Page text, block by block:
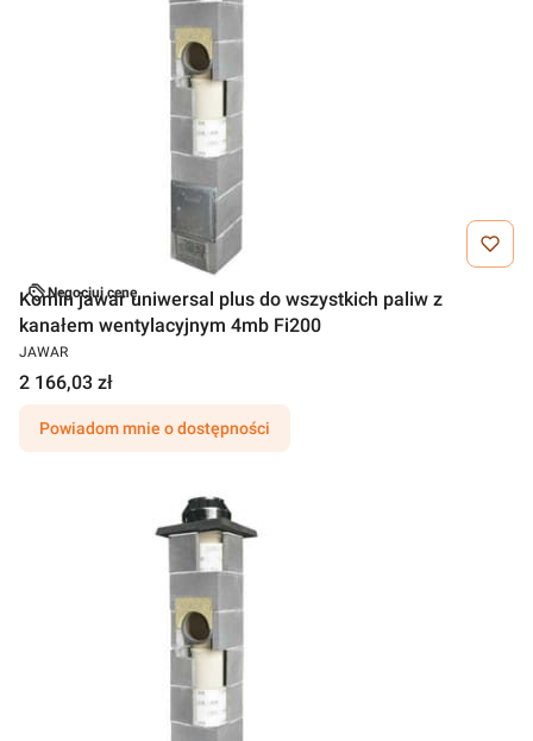
Negocjuj cenę
Komin jawar uniwersal plus do wszystkich paliw z
kanałem wentylacyjnym 4mb Fi200
JAWAR
2 166,03 zł
Powiadom mnie o dostępności